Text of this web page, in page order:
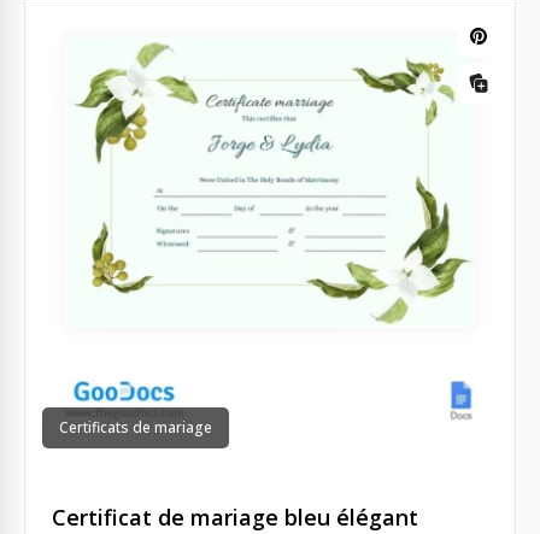
Certificats de mariage
Certificat de mariage bleu élégant